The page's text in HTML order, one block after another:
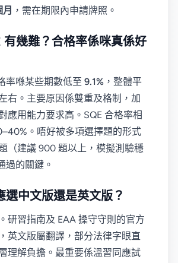
，需在期限內申請牌照。
有幾難？合格率係咪真係好
率喺某些期數低至 9.1% ，整體平
右。主要原因係雙重及格制，加
應用能力要求高。SQE 合格率相
。唔好被多項選擇題的形式
（建議 900 題以上，模擬測驗穩
過的關鍵。
選中文版還是英文版？
。研習指南及 EAA 操守守則的官方
英文版屬翻譯，部分法律字眼直
理解負擔。最重要係溫習同應試